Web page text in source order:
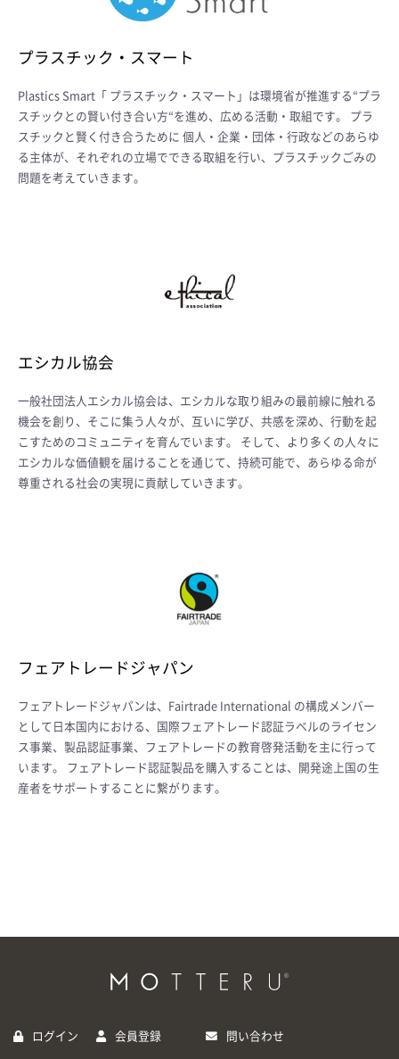
プラスチック・スマート
Plastics Smart「 プラスチック・スマート」は環境省が推進する“プラ
スチックとの賢い付き合い方“を進め、広める活動・取組です。 プラ
スチックと賢く付き合うために 個人・企業・団体・行政などのあらゆ
る主体が、それぞれの立場でできる取組を行い、プラスチックごみの
問題を考えていきます。
エシカル協会
一般社団法人エシカル協会は、エシカルな取り組みの最前線に触れる
機会を創り、そこに集う人々が、互いに学び、共感を深め、行動を起
こすためのコミュニティを育んでいます。 そして、より多くの人々に
エシカルな価値観を届けることを通じて、持続可能で、あらゆる命が
尊重される社会の実現に貢献していきます。
フェアトレードジャパン
フェアトレードジャパンは、Fairtrade International の構成メンバー
として日本国内における、国際フェアトレード認証ラベルのライセン
ス事業、製品認証事業、フェアトレードの教育啓発活動を主に行って
います。 フェアトレード認証製品を購入することは、開発途上国の生
産者をサポートすることに繋がります。
ログイン 会員登録 問い合わせ